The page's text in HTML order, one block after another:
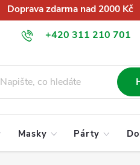
Doprava zdarma nad 2000 Kč
+420 311 210 701
Obchodní podmínky Podmínky
Masky Párty